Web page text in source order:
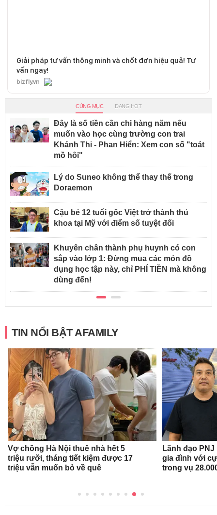
Giải pháp tư vấn thông minh và chốt đơn hiệu quả! Tư
vấn ngay!
bizfly.vn
CÙNG MỤC ĐANG HOT
Đây là số tiền cần chi hàng năm nếu
muốn vào học cùng trường con trai
Khánh Thi - Phan Hiển: Xem con số "toát
mồ hôi"
Lý do Suneo không thể thay thế trong
Doraemon
Cậu bé 12 tuổi gốc Việt trở thành thủ
khoa tại Mỹ với điểm số tuyệt đối
Khuyên chân thành phụ huynh có con
sắp vào lớp 1: Đừng mua các món đồ
dụng học tập này, chỉ PHÍ TIỀN mà không
dùng đến!
TIN NỔI BẬT AFAMILY
Vợ chồng Hà Nội thuê nhà hết 5
triệu rưỡi, tháng tiết kiệm được 17
triệu vẫn muốn bỏ về quê
Lãnh đạo
gia đình với
trong vụ